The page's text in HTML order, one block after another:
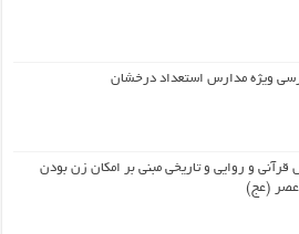
ویژه مدارس استعداد درخشان
قرآنی و روایی و تاریخی مبنی بر امکان زن بودن
(عج)